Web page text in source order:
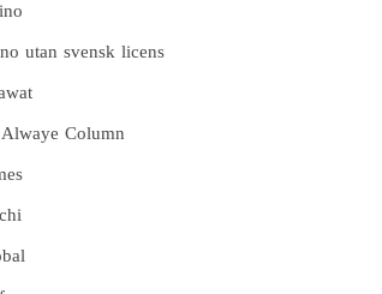
utan svensk licens
Column